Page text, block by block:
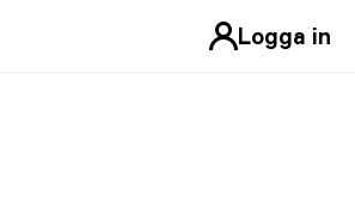
Logga in